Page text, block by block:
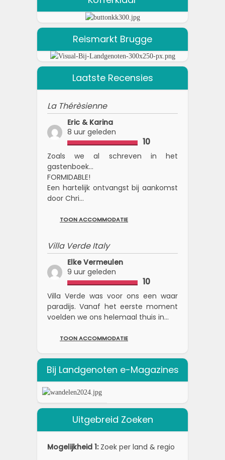
Reismarkt Brugge
Laatste Recensies
La Thérèsienne
Eric & Karina
8 uur geleden
10
Zoals we al schreven in het
gastenboek...
FORMIDABLE!
Een hartelijk ontvangst bij aankomst
door Chri...
TOON ACCOMMODATIE
Villa Verde Italy
Elke Vermeulen
9 uur geleden
10
Villa Verde was voor ons een waar
paradijs. Vanaf het eerste moment
voelden we ons helemaal thuis in...
TOON ACCOMMODATIE
Bij Landgenoten e-Magazines
Uitgebreid Zoeken
Mogelijkheid 1:Zoek per land & regio